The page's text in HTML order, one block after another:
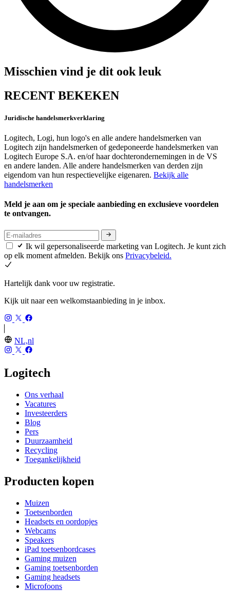
Misschien vind je dit ook leuk
RECENT BEKEKEN
Juridische handelsmerkverklaring
Logitech, Logi, hun logo's en alle andere handelsmerken van
Logitech zijn handelsmerken of gedeponeerde handelsmerken van
Logitech Europe S.A. en/of haar dochterondernemingen in de VS
en andere landen. Alle andere handelsmerken van derden zijn
eigendom van hun respectievelijke eigenaren. Bekijk alle
handelsmerken
Meld je aan om je speciale aanbieding en exclusieve voordelen
te ontvangen.
Ik wil gepersonaliseerde marketing van Logitech. Je kunt zich
op elk moment afmelden. Bekijk ons Privacybeleid.
Hartelijk dank voor uw registratie.
Kijk uit naar een welkomstaanbieding in je inbox.
NL,nl
Logitech
Ons verhaal
Vacatures
Investeerders
Blog
Pers
Duurzaamheid
Recycling
Toegankelijkheid
Producten kopen
Muizen
Toetsenborden
Headsets en oordopjes
Webcams
Speakers
iPad toetsenbordcases
Gaming muizen
Gaming toetsenborden
Gaming headsets
Microfoons